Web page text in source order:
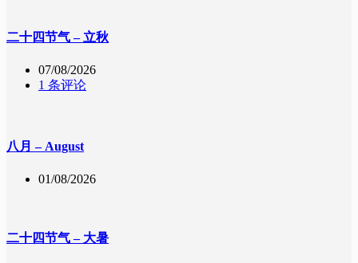
二十四节气 – 立秋
07/08/2026
1 条评论
八月 – August
01/08/2026
二十四节气 – 大暑